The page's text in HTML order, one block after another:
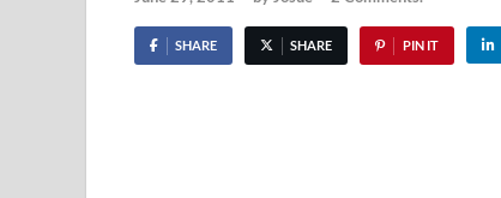
SHARE SHARE PIN IT